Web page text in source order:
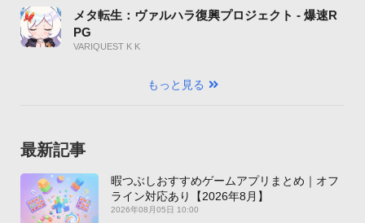
メタ転生：ヴァルハラ復興プロジェクト - 爆速R
PG
VARIQUEST K K
もっと見る
最新記事
暇つぶしおすすめゲームアプリまとめ｜オフ
ライン対応あり【2026年8月】
2026年08月05日 10:00